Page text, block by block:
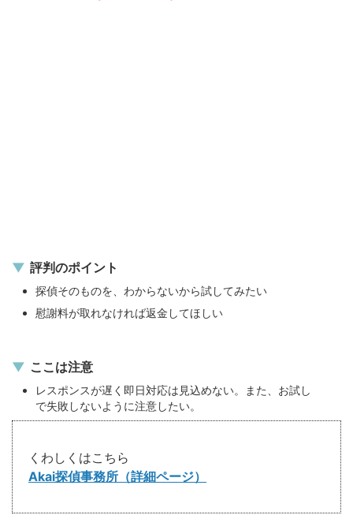
評判のポイント
探偵そのものを、わからないから試してみたい
慰謝料が取れなければ返金してほしい
ここは注意
レスポンスが遅く即日対応は見込めない。また、お試し
で失敗しないように注意したい。
くわしくはこちら
Akai探偵事務所（詳細ページ）